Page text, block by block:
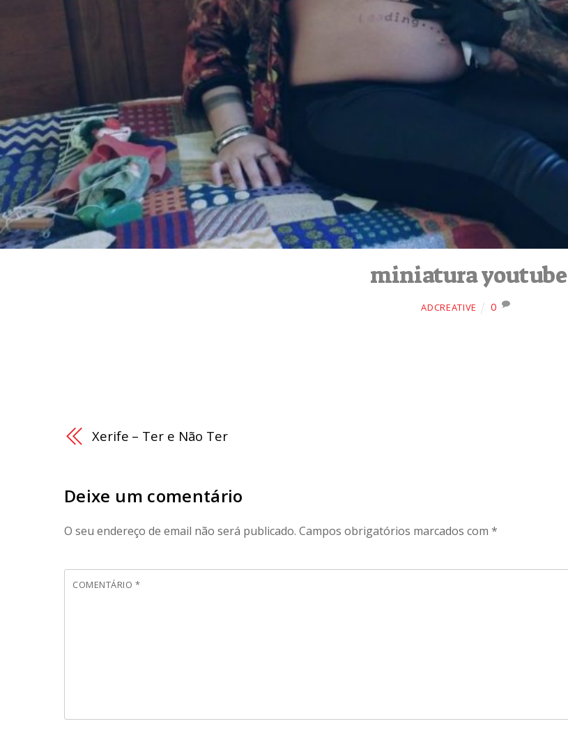
miniatura youtube
ADCREATIVE 0
Xerife – Ter e Não Ter
Deixe um comentário
O seu endereço de email não será publicado. Campos obrigatórios marcados com *
COMENTÁRIO *